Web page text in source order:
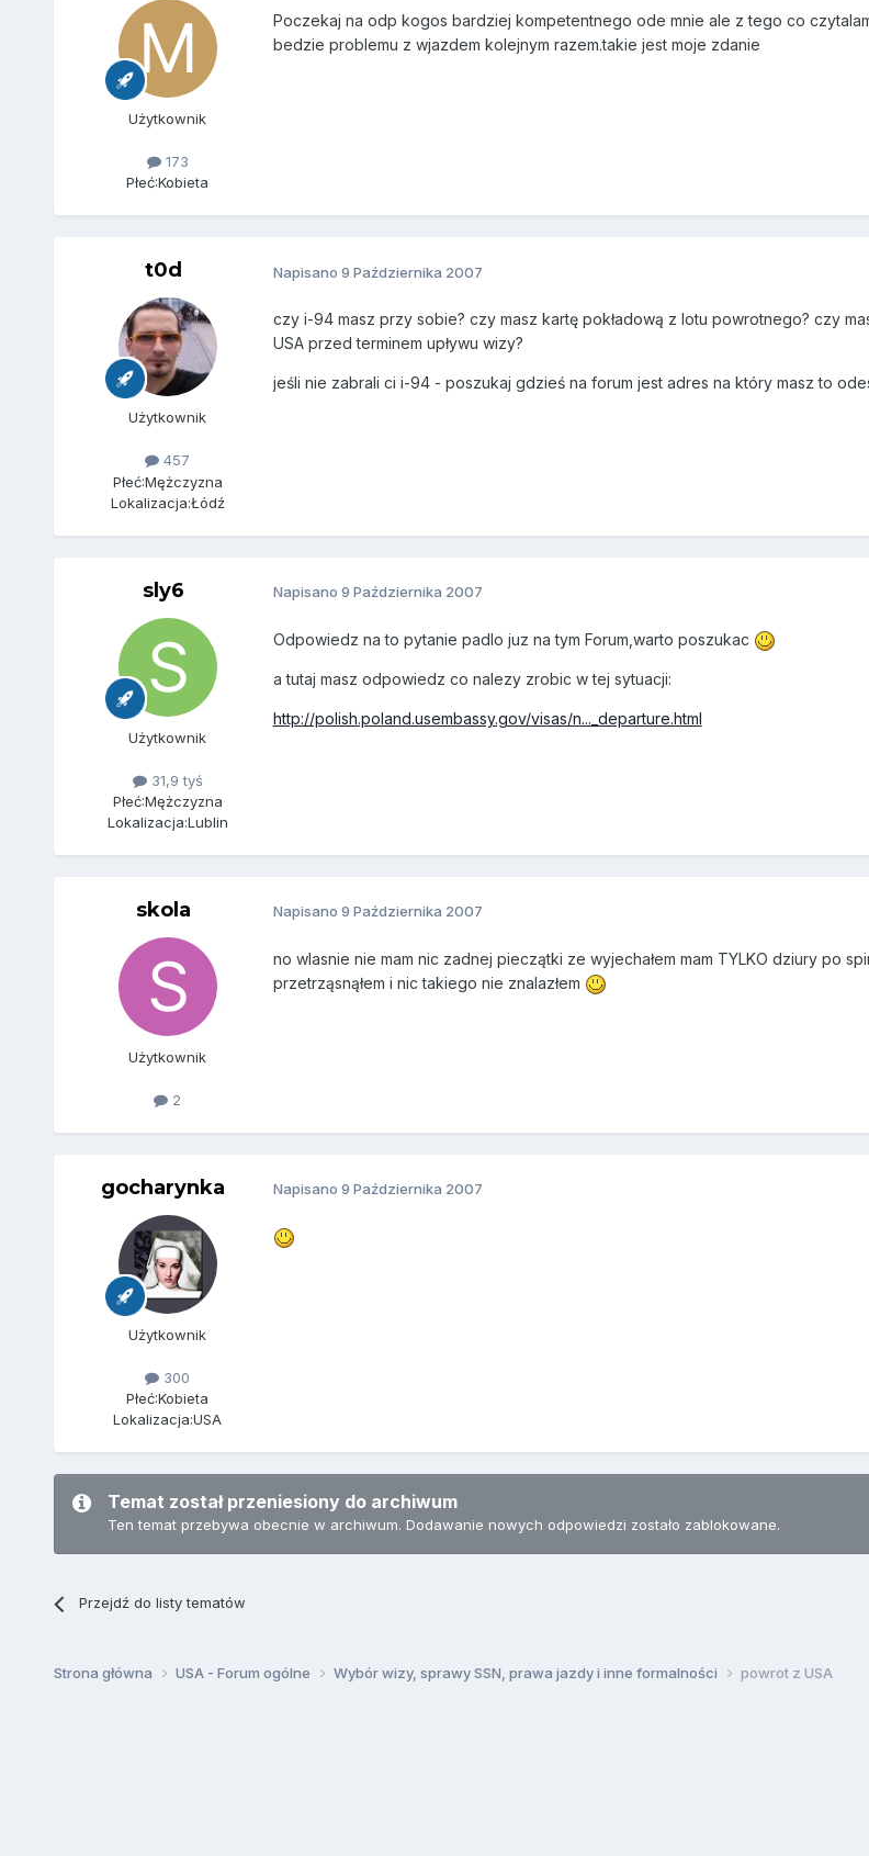
Użytkownik
173
Płeć:Kobieta
Poczekaj na odp kogos bardziej kompetentnego ode mnie ale z tego co
bedzie problemu z wjazdem kolejnym razem.takie jest moje zdanie
t0d
Użytkownik
457
Płeć:Mężczyzna
Lokalizacja:Łódź
Napisano 9 Października 2007
czy i-94 masz przy sobie? czy masz kartę pokładową z lotu powrotnego? czy
USA przed terminem upływu wizy?
jeśli nie zabrali ci i-94 - poszukaj gdzieś na forum jest adres na który masz to
sly6
Użytkownik
31,9 tyś
Płeć:Mężczyzna
Lokalizacja:Lublin
Napisano 9 Października 2007
Odpowiedz na to pytanie padlo juz na tym Forum,warto poszukac
a tutaj masz odpowiedz co nalezy zrobic w tej sytuacji:
http://polish.poland.usembassy.gov/visas/n..._departure.html
skola
Użytkownik
2
Napisano 9 Października 2007
no wlasnie nie mam nic zadnej pieczątki ze wyjechałem mam TYLKO dziury po
przetrząsnąłem i nic takiego nie znalazłem
gocharynka
Użytkownik
300
Płeć:Kobieta
Lokalizacja:USA
Napisano 9 Października 2007
Temat został przeniesiony do archiwum
Ten temat przebywa obecnie w archiwum. Dodawanie nowych odpowiedzi zostało zablokowane.
Przejdź do listy tematów
Strona główna USA - Forum ogólne Wybór wizy, sprawy SSN, prawa jazdy i inne formalności powrot z USA